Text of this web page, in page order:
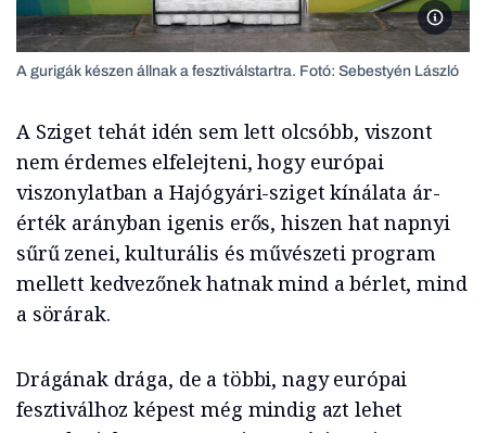
A
A gurigák készen állnak a fesztiválstartra. Fotó: Sebestyén László
A Sziget tehát idén sem lett olcsóbb, viszont
nem érdemes elfelejteni, hogy európai
viszonylatban a Hajógyári-sziget kínálata ár-
érték arányban igenis erős, hiszen hat napnyi
sűrű zenei, kulturális és művészeti program
mellett kedvezőnek hatnak mind a bérlet, mind
a sörárak.
Drágának drága, de a többi, nagy európai
fesztiválhoz képest még mindig azt lehet